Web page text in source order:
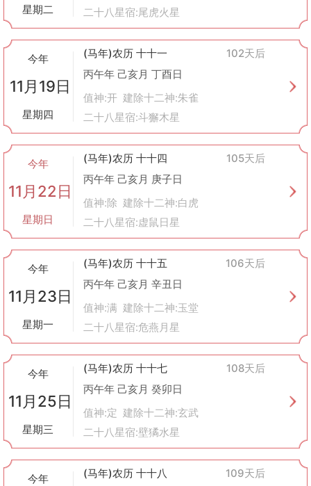
星期二
二十八星宿:尾虎火星
今年
11月19日
星期四
(马年)农历 十十一
102天后
丙午年 己亥月 丁酉日
值神:开 建除十二神:朱雀
二十八星宿:斗獬木星
今年
11月22日
星期日
(马年)农历 十十四
105天后
丙午年 己亥月 庚子日
值神:除 建除十二神:白虎
二十八星宿:虚鼠日星
今年
11月23日
星期一
(马年)农历 十十五
106天后
丙午年 己亥月 辛丑日
值神:满 建除十二神:玉堂
二十八星宿:危燕月星
今年
11月25日
星期三
(马年)农历 十十七
108天后
丙午年 己亥月 癸卯日
值神:定 建除十二神:玄武
二十八星宿:壁獝水星
今年 (马年)农历 十十八
109天后